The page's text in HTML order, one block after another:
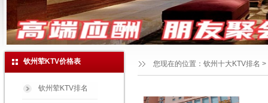
钦州荤KTV价格表
钦州荤KTV排名
您现在的位置： 钦州十大KTV排名 >